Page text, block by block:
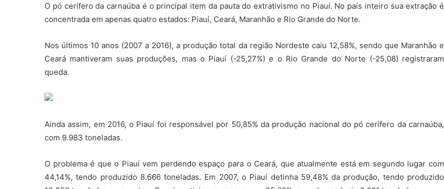
O pó cerífero da carnaúba é o principal item da pauta do extrativismo no Piauí. No país inteiro sua extração é
concentrada em apenas quatro estados: Piauí, Ceará, Maranhão e Rio Grande do Norte.
Nos últimos 10 anos (2007 a 2016), a produção total da região Nordeste caiu 12,58%, sendo que Maranhão e
Ceará mantiveram suas produções, mas o Piauí (-25,27%) e o Rio Grande do Norte (-25,08) registraram
queda.
Ainda assim, em 2016, o Piauí foi responsável por 50,85% da produção nacional do pó cerífero da carnaúba,
com 9.983 toneladas.
O problema é que o Piauí vem perdendo espaço para o Ceará, que atualmente está em segundo lugar com
44,14%, tendo produzido 8.666 toneladas. Em 2007, o Piauí detinha 59,48% da produção, tendo produzido